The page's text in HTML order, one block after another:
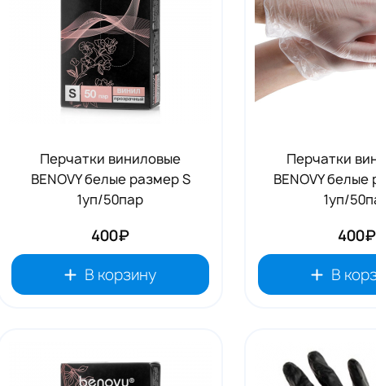
Перчатки виниловые
BENOVY белые размер S
1уп/50пар
400₽
В корзину
Перчатки
BENOVY белые
1уп/
400₽
В